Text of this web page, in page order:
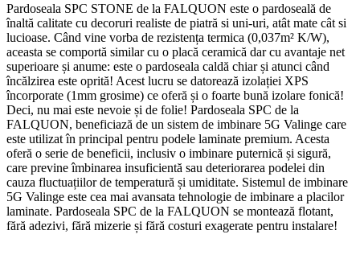
Pardoseala SPC STONE de la FALQUON este o pardoseală de
înaltă calitate cu decoruri realiste de piatră si uni-uri, atât mate cât si
lucioase. Când vine vorba de rezistența termica (0,037m² K/W),
aceasta se comportă similar cu o placă ceramică dar cu avantaje net
superioare și anume: este o pardoseala caldă chiar și atunci când
încălzirea este oprită! Acest lucru se datorează izolației XPS
încorporate (1mm grosime) ce oferă și o foarte bună izolare fonică!
Deci, nu mai este nevoie și de folie! Pardoseala SPC de la
FALQUON, beneficiază de un sistem de imbinare 5G Valinge care
este utilizat în principal pentru podele laminate premium. Acesta
oferă o serie de beneficii, inclusiv o imbinare puternică și sigură,
care previne îmbinarea insuficientă sau deteriorarea podelei din
cauza fluctuațiilor de temperatură și umiditate. Sistemul de imbinare
5G Valinge este cea mai avansata tehnologie de imbinare a placilor
laminate. Pardoseala SPC de la FALQUON se montează flotant,
fără adezivi, fără mizerie și fără costuri exagerate pentru instalare!